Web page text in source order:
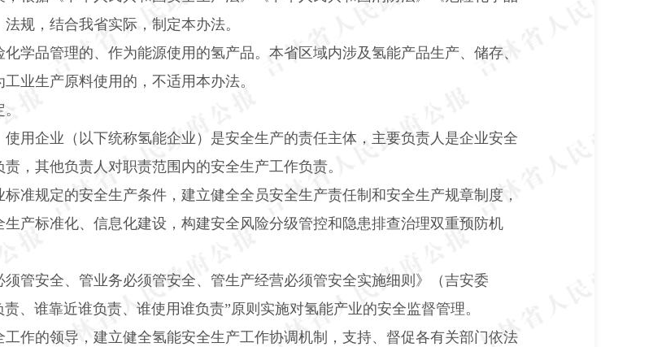
规，结合我省实际，制定本办法。
学品管理的、作为能源使用的氢产品。本省区域内涉及氢能产品生产、储存、
业生产原料使用的，不适用本办法。
用企业（以下统称氢能企业）是安全生产的责任主体，主要负责人是企业安全
，其他负责人对职责范围内的安全生产工作负责。
准规定的安全生产条件，建立健全全员安全生产责任制和安全生产规章制度，
产标准化、信息化建设，构建安全风险分级管控和隐患排查治理双重预防机
管安全、管业务必须管安全、管生产经营必须管安全实施细则》（吉安委
、谁靠近谁负责、谁使用谁负责”原则实施对氢能产业的安全监督管理。
作的领导，建立健全氢能安全生产工作协调机制，支持、督促各有关部门依法